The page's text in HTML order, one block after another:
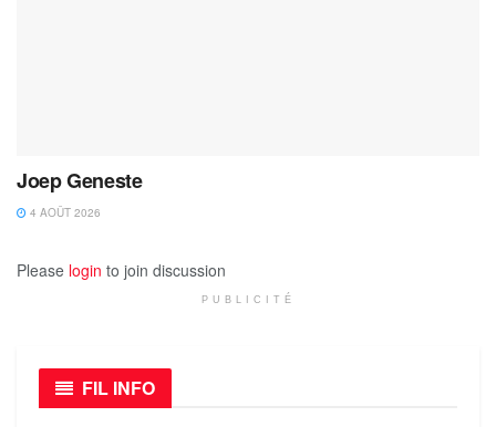
Joep Geneste
4 AOÛT 2026
Please login to join discussion
PUBLICITÉ
FIL INFO